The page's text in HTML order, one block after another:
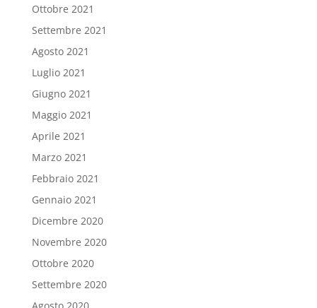
Ottobre 2021
Settembre 2021
Agosto 2021
Luglio 2021
Giugno 2021
Maggio 2021
Aprile 2021
Marzo 2021
Febbraio 2021
Gennaio 2021
Dicembre 2020
Novembre 2020
Ottobre 2020
Settembre 2020